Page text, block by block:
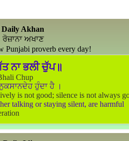
Daily Akhan
ਰੋਜ਼ਾਨਾ ਅਖਾਣ
Punjabi proverb every day!
ਨਾ ਭਲੀ ਚੁੱਪ॥
Chup
ਹੁੰਦਾ ਹੈ ।
is not good; silence is not always
talking or staying silent, are harmful